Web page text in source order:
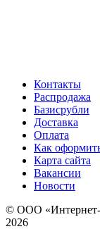
Контакты
Распродажа
Базисрубли
Доставка
Оплата
Как
Карта сайта
Вакансии
Новости
© ООО «Интернет-
2026